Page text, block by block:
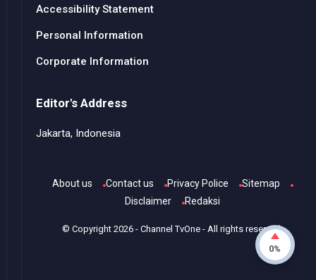
Accessibility Statement
Personal Information
Corporate Information
Editor's Address
Jakarta, Indonesia
About us Contact us Privacy Police
Sitemap
Disclaimer
Redaksi
© Copyright2026 -Channel TvOne - All rights reserved.
0%